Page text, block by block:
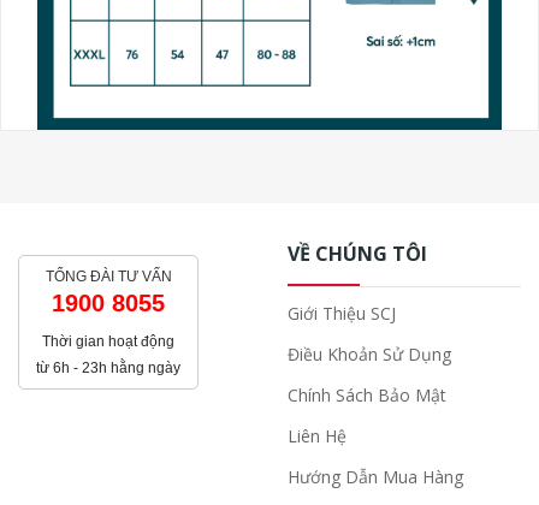
TỔNG ĐÀI TƯ VẤN
1900 8055
Thời gian hoạt động
từ 6h - 23h hằng ngày
VỀ CHÚNG TÔI
Giới Thiệu SCJ
Điều Khoản Sử Dụng
Chính Sách Bảo Mật
Liên Hệ
Hướng Dẫn Mua Hàng